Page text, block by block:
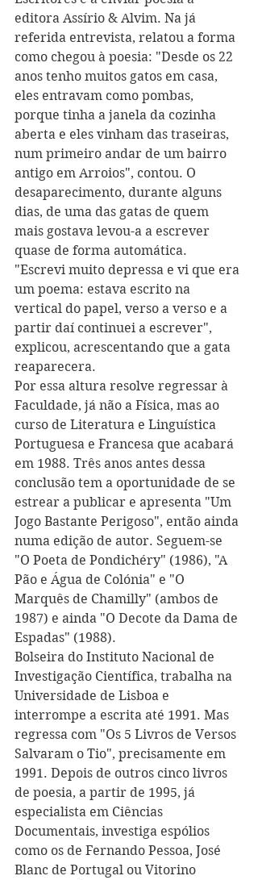
editora Assírio & Alvim. Na já
referida entrevista, relatou a forma
como chegou à poesia: "Desde os 22
anos tenho muitos gatos em casa,
eles entravam como pombas,
porque tinha a janela da cozinha
aberta e eles vinham das traseiras,
num primeiro andar de um bairro
antigo em Arroios", contou. O
desaparecimento, durante alguns
dias, de uma das gatas de quem
mais gostava levou-a a escrever
quase de forma automática.
"Escrevi muito depressa e vi que era
um poema: estava escrito na
vertical do papel, verso a verso e a
partir daí continuei a escrever",
explicou, acrescentando que a gata
reaparecera.
Por essa altura resolve regressar à
Faculdade, já não a Física, mas ao
curso de Literatura e Linguística
Portuguesa e Francesa que acabará
em 1988. Três anos antes dessa
conclusão tem a oportunidade de se
estrear a publicar e apresenta "Um
Jogo Bastante Perigoso", então ainda
numa edição de autor. Seguem-se
"O Poeta de Pondichéry" (1986), "A
Pão e Água de Colónia" e "O
Marquês de Chamilly" (ambos de
1987) e ainda "O Decote da Dama de
Espadas" (1988).
Bolseira do Instituto Nacional de
Investigação Científica, trabalha na
Universidade de Lisboa e
interrompe a escrita até 1991. Mas
regressa com "Os 5 Livros de Versos
Salvaram o Tio", precisamente em
1991. Depois de outros cinco livros
de poesia, a partir de 1995, já
especialista em Ciências
Documentais, investiga espólios
como os de Fernando Pessoa, José
Blanc de Portugal ou Vitorino